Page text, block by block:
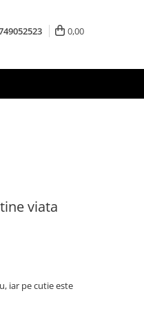
0,00
viata
iar pe cutie este